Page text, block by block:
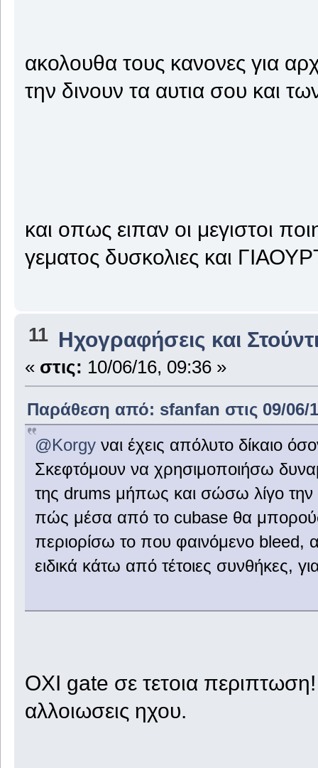
ακολουθα τους κανονες για
την δινουν τα αυτια σου και
και οπως ειπαν οι μεγιστοι
γεματος δυσκολιες και
11 Ηχογραφήσεις και
« στις: 10/06/16, 09:36 »
Παράθεση από: sfanfan στις 09/06/
@Korgyναι έχεις απόλυτο δίκαιο
Σκεφτόμουν να χρησιμοποιήσω
της drums μήπως και σώσω λίγο την
πώς μέσα από το cubase θα
περιορίσω το που φαινόμενο
ειδικά κάτω από τέτοιες συνθήκες,
ΟΧΙ gate σε τετοια περιπτωση!
αλλοιωσεις ηχου.